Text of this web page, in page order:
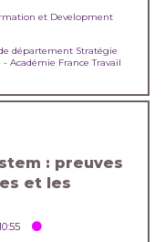
et Development
département Stratégie
Académie France Travail
: preuves
et les